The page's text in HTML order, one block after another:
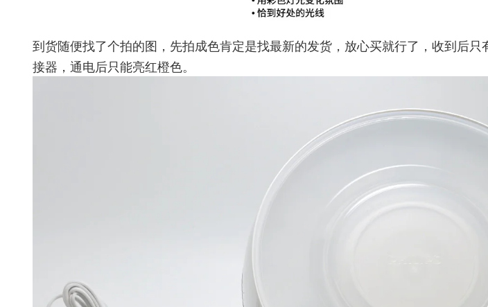
到货随便找了个拍的图，先拍成色肯定是找最新的发货，放心买就行了，收到后只
接器，通电后只能亮红橙色。